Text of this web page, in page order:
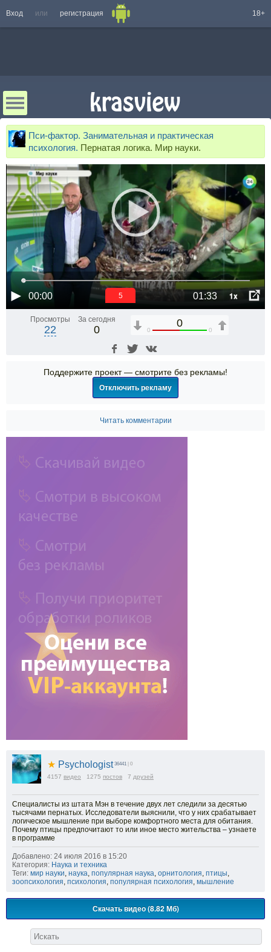
Вход или регистрация 18+
Пси-фактор. Занимательная и практическая
психология. Пернатая логика. Мир науки.
00:00 01:33 1x
5
Просмотры
22
За сегодня
0
0
0 0
Поддержите проект — смотрите без рекламы!
Отключить рекламу
Читать комментарии
★ Psychologist 36441 | 0
4157 видео 1275 постов 7 друзей
Специалисты из штата Мэн в течение двух лет следили за десятью
тысячами пернатых. Исследователи выяснили, что у них срабатывает
логическое мышление при выборе комфортного места для обитания.
Почему птицы предпочитают то или иное место жительства – узнаете
в программе
Добавлено: 24 июля 2016 в 15:20
Категория: Наука и техника
Теги: мир науки, наука, популярная наука, орнитология, птицы,
зоопсихология, психология, популярная психология, мышление
Скачать видео (8.82 Мб)